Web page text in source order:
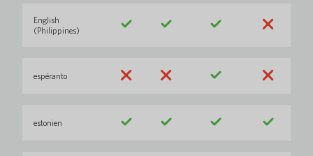
English
(Philippines)
espéranto
estonien